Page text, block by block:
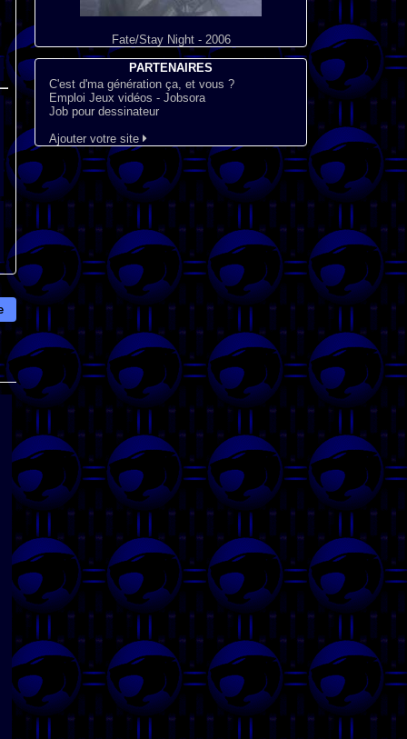
Fate/Stay Night - 2006
PARTENAIRES
C'est d'ma génération ça, et vous ?
Emploi Jeux vidéos - Jobsora
Job pour dessinateur
Ajouter votre site